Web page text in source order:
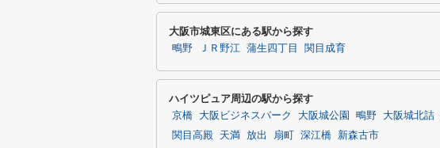
大阪市城東区にある駅から探す
鴫野 ＪＲ野江 蒲生四丁目 関目成育
ハイツピュア周辺の駅から探す
京橋 大阪ビジネスパーク 大阪城公園 鴫野 大阪城北詰
関目高殿
天満 放出 扇町 深江橋 新森古市